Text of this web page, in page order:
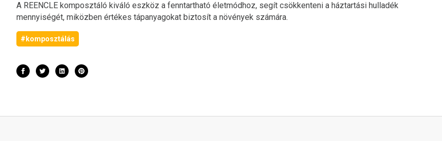
A REENCLE komposztáló kiváló eszköz a fenntartható életmódhoz, segít csökkenteni a háztartási hulladék
mennyiségét, miközben értékes tápanyagokat biztosít a növények számára.
#komposztálás